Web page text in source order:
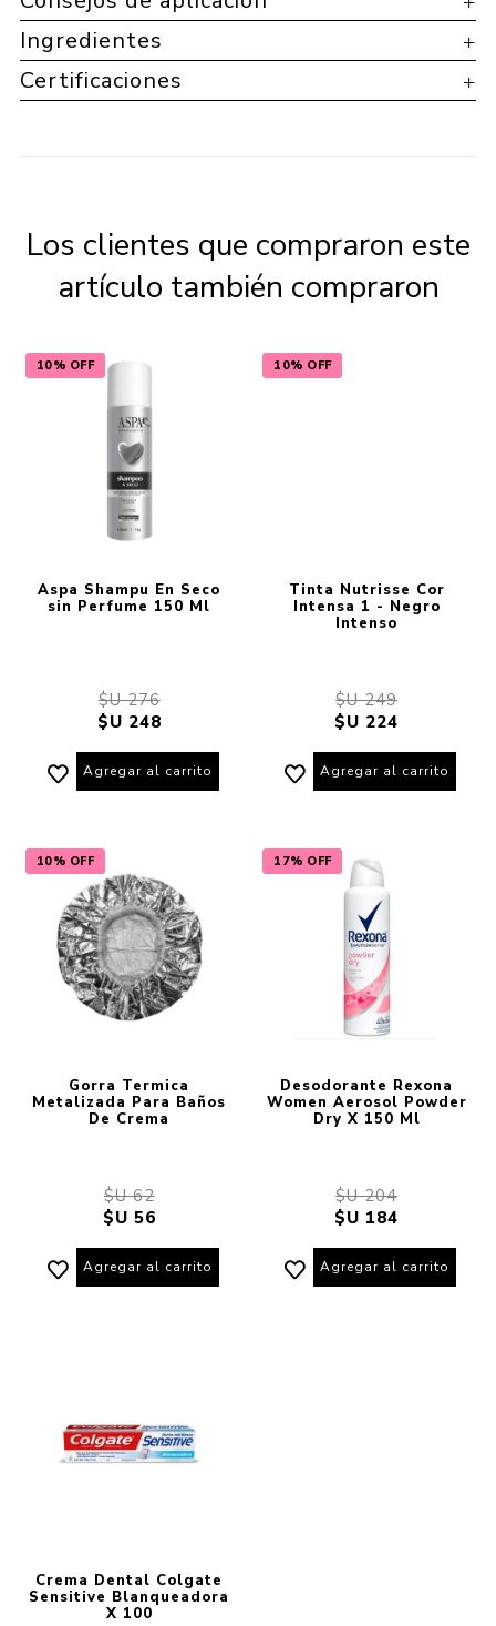
Ingredientes
Certificaciones
Los clientes que compraron este
artículo también compraron
10% OFF
Aspa Shampu En Seco
sin Perfume 150 Ml
$U 276
$U 248
Agregar al carrito
10% OFF
Tinta Nutrisse Cor
Intensa 1 - Negro
Intenso
$U 249
$U 224
Agregar al carrito
10% OFF
Gorra Termica
Metalizada Para Baños
De Crema
$U 62
$U 56
Agregar al carrito
17% OFF
Desodorante Rexona
Women Aerosol Powder
Dry X 150 Ml
$U 204
$U 184
Agregar al carrito
Crema Dental Colgate
Sensitive Blanqueadora
X 100